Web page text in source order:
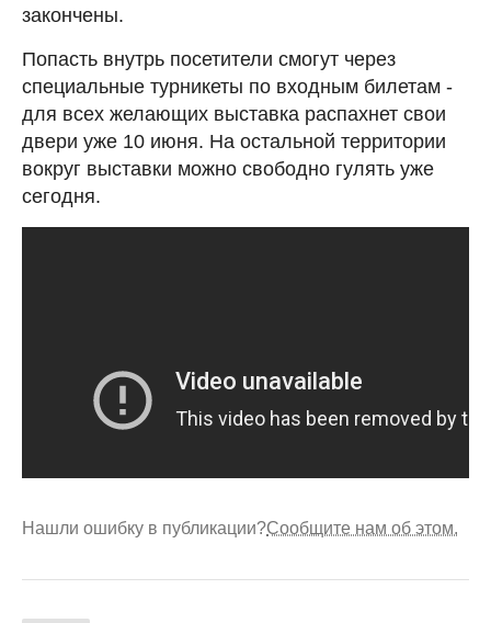
закончены.
Попасть внутрь посетители смогут через
специальные турникеты по входным билетам -
для всех желающих выставка распахнет свои
двери уже 10 июня. На остальной территории
вокруг выставки можно свободно гулять уже
сегодня.
Нашли ошибку в публикации?Сообщите нам об этом.